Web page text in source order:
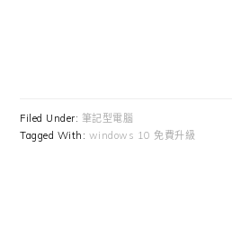
Filed Under: 筆記型電腦
Tagged With: windows 10 免費升級